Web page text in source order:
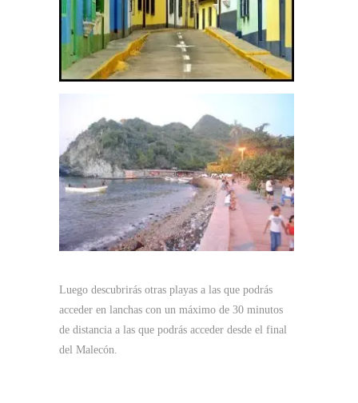
Luego descubrirás otras playas a las que podrás
acceder en lanchas con un máximo de 30 minutos
de distancia a las que podrás acceder desde el final
del Malecón.